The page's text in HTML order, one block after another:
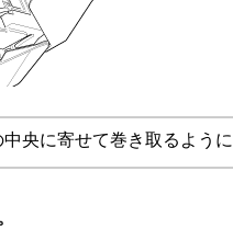
中央に寄せて巻き取るよう